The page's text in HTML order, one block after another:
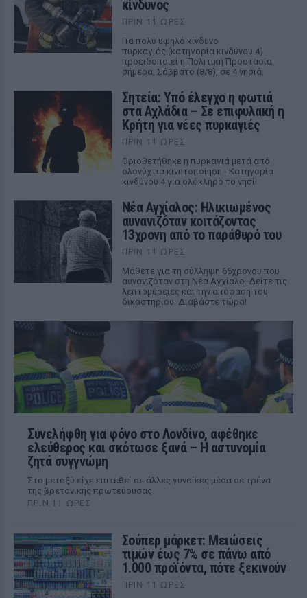
κίνδυνος
ΠΡΙΝ 11 ΏΡΕΣ
Για πολύ υψηλό κίνδυνο
πυρκαγιάς (κατηγορία κινδύνου 4)
προειδοποιεί η Πολιτική Προστασία
σήμερα, Σάββατο (8/8), σε 4 νησιά.
Σητεία: Υπό έλεγχο η φωτιά
στα Αχλάδια – Σε επιφυλακή η
Κρήτη για νέες πυρκαγιές
ΠΡΙΝ 11 ΏΡΕΣ
Οριοθετήθηκε η πυρκαγιά μετά από
ολονύχτια κινητοποίηση - Κατηγορία
κινδύνου 4 για ολόκληρο το νησί
Νέα Αγχίαλος: Ηλικιωμένος
αυνανιζόταν κοιτάζοντας
13χρονη από το παράθυρό του
ΠΡΙΝ 11 ΏΡΕΣ
Μάθετε για τη σύλληψη 66χρονου που
αυνανιζόταν στη Νέα Αγχίαλο. Δείτε τις
λεπτομέρειες και την απόφαση του
δικαστηρίου. Διαβάστε τώρα!
Συνελήφθη για φόνο στο Λονδίνο, αφέθηκε
ελεύθερος και σκότωσε ξανά – Η αστυνομία
ζητά συγγνώμη
Στο μεταξύ είχε επιτεθεί σε άλλες γυναίκες μέσα σε τρένα
της βρετανικής πρωτεύουσας
ΠΡΙΝ 11 ΏΡΕΣ
Σούπερ μάρκετ: Μειώσεις
τιμών έως 7% σε πάνω από
1.000 προϊόντα, πότε ξεκινούν
ΠΡΙΝ 11 ΏΡΕΣ